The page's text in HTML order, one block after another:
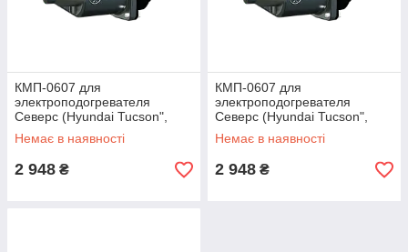
КМП-0607 для
электроподогревателя
Северс (Hyundai Tucson",
"Santa FE", KIA Sportage"дв.
D4EA, (2,0 л))
Немає в наявності
2 948 ₴
КМП-0607 для
электроподогревателя
Северс (Hyundai Tucson",
"Santa FE", KIA Sportage"дв.
D4EA, (2,0 л))
Немає в наявності
2 948 ₴